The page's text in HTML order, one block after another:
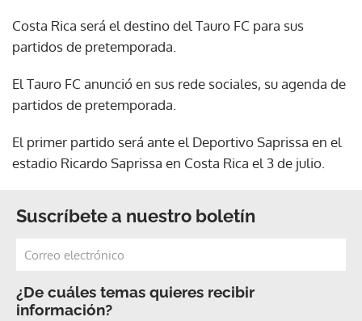
Costa Rica será el destino del Tauro FC para sus
partidos de pretemporada.
El Tauro FC anunció en sus rede sociales, su agenda de
partidos de pretemporada.
El primer partido será ante el Deportivo Saprissa en el
estadio Ricardo Saprissa en Costa Rica el 3 de julio.
Suscríbete a nuestro boletín
¿De cuáles temas quieres recibir
información?